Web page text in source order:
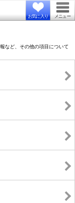
お気に入り メニュー
など、その他の項目について